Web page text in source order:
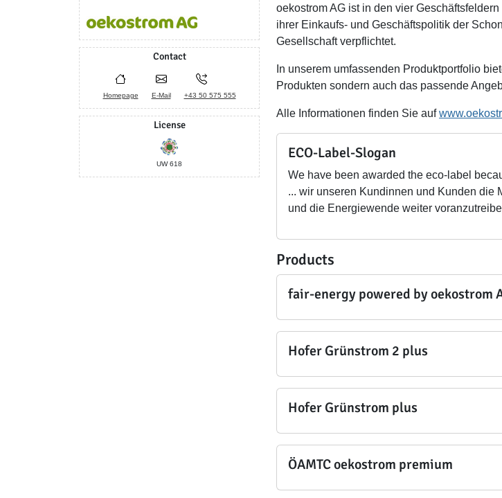
Contact
Homepage E-Mail +43 50 575 555
License
UW 618
oekostrom AG ist in den vier
ihrer Einkaufs- und Geschäftspolitik der
Gesellschaft verpflichtet.
In unserem umfassenden Produktportfolio
Produkten sondern auch das passende
Alle Informationen finden Sie auf
ECO-Label-Slogan
We have been awarded the eco-label
... wir unseren Kundinnen und Kunden die
und die Energiewende weiter
Products
fair-energy powered by oekostrom
Hofer Grünstrom 2 plus
Hofer Grünstrom plus
ÖAMTC oekostrom premium